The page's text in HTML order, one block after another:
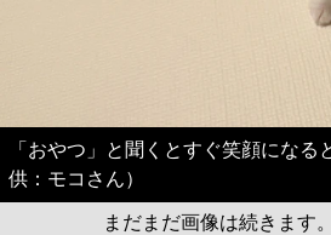
「おやつ」と聞くとすぐ笑顔になる
供：モコさん）
まだまだ画像は続きます